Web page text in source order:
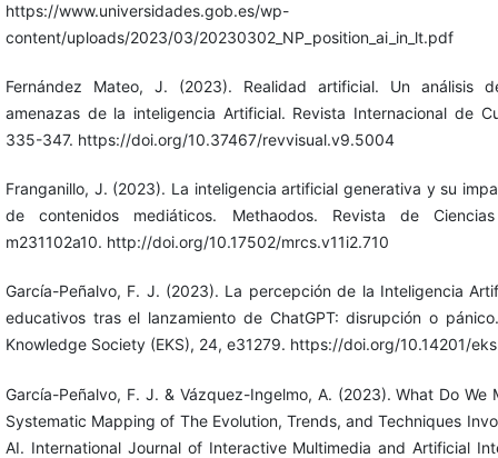
https://www.universidades.gob.es/wp-
content/uploads/2023/03/20230302_NP_position_ai_in_lt.pdf
Fernández Mateo, J. (2023). Realidad artificial. Un análisis
amenazas de la inteligencia Artificial. Revista Internacional de
335-347. https://doi.org/10.37467/revvisual.v9.5004
Franganillo, J. (2023). La inteligencia artificial generativa y su
de contenidos mediáticos. Methaodos. Revista de
m231102a10. http://doi.org/10.17502/mrcs.v11i2.710
García-Peñalvo, F. J. (2023). La percepción de la Inteligencia
educativos tras el lanzamiento de ChatGPT: disrupción o
Knowledge Society (EKS), 24, e31279. https://doi.org/10.14201/
García-Peñalvo, F. J. & Vázquez-Ingelmo, A. (2023). What Do We
Systematic Mapping of The Evolution, Trends, and Techniques
AI. International Journal of Interactive Multimedia and Artificial